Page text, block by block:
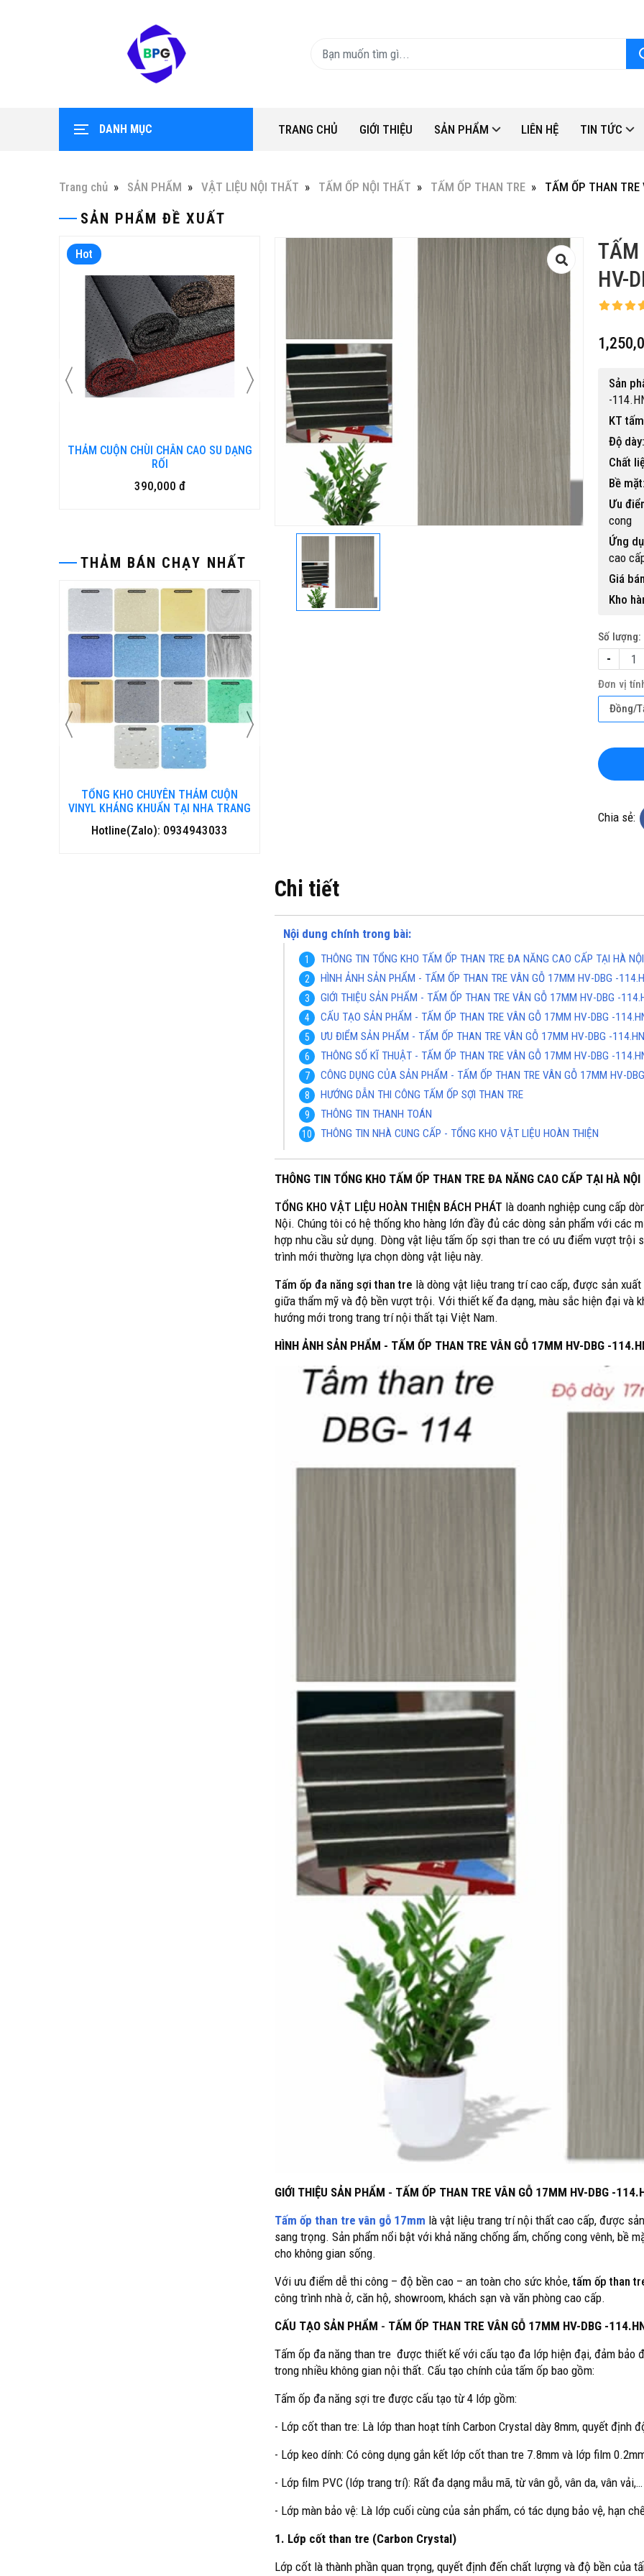
DANH MỤC TRANG CHỦ GIỚI THIỆU SẢN PHẨM LIÊN HỆ TIN TỨC
Trang chủ SẢN PHẨM VẬT LIỆU NỘI THẤT TẤM ỐP NỘI THẤT TẤM ỐP THAN TRE TẤM ỐP THAN
SẢN PHẨM ĐỀ XUẤT
Hot
THẢM CUỘN CHÙI CHÂN CAO SU DẠNG
RỐI
390,000 đ
Bàn ghế gỗ nhựa ngoài trời BP-456
15,500,000 đ
THẢM BÁN CHẠY NHẤT
TỔNG KHO CHUYÊN THẢM CUỘN
VINYL KHÁNG KHUẨN TẠI NHA TRANG
Hotline(Zalo): 0934943033
VINYL KHÁNG KHUẨN TẠI HÀ
Hotline(Zalo): 0934943033
TẤM
HV-
Sản
-
KT
Độ dày:
Chất
Bề mặt:
Ưu
cong
Ứng
cao
Giá
Kho
Số lượng:
-
Đơn vị
Đồng/
Chia sẻ:
Chi tiết
Nội dung chính trong bài:
THÔNG TIN TỔNG KHO TẤM ỐP THAN TRE ĐA NĂNG CAO CẤP TẠI HÀ NỘI
HÌNH ẢNH SẢN PHẨM - TẤM ỐP THAN TRE VÂN GỖ 17MM HV-DBG -
GIỚI THIỆU SẢN PHẨM - TẤM ỐP THAN TRE VÂN GỖ 17MM HV-DBG -
CẤU TẠO SẢN PHẨM - TẤM ỐP THAN TRE VÂN GỖ 17MM HV-DBG -
ƯU ĐIỂM SẢN PHẨM - TẤM ỐP THAN TRE VÂN GỖ 17MM HV-DBG -114.HN
THÔNG SỐ KĨ THUẬT - TẤM ỐP THAN TRE VÂN GỖ 17MM HV-DBG -
CÔNG DỤNG CỦA SẢN PHẨM - TẤM ỐP THAN TRE VÂN GỖ 17MM HV-
HƯỚNG DẪN THI CÔNG TẤM ỐP SỢI THAN TRE
THÔNG TIN THANH TOÁN
THÔNG TIN NHÀ CUNG CẤP - TỔNG KHO VẬT LIỆU HOÀN THIỆN
THÔNG TIN TỔNG KHO TẤM ỐP THAN TRE ĐA NĂNG CAO CẤP TẠI HÀ NỘI
TỔNG KHO VẬT LIỆU HOÀN THIỆN BÁCH PHÁT là doanh nghiệp cung cấp
Nội. Chúng tôi có hệ thống kho hàng lớn đầy đủ các dòng sản phẩm với các
hợp nhu cầu sử dụng. Dòng vật liệu tấm ốp sợi than tre có ưu điểm vượt trội
trình mới thường lựa chọn dòng vật liệu này.
Tấm ốp đa năng sợi than tre là dòng vật liệu trang trí cao cấp, được sản
giữa thẩm mỹ và độ bền vượt trội. Với thiết kế đa dạng, màu sắc hiện đại và
hướng mới trong trang trí nội thất tại Việt Nam.
HÌNH ẢNH SẢN PHẨM - TẤM ỐP THAN TRE VÂN GỖ 17MM HV-DBG -
GIỚI THIỆU SẢN PHẨM - TẤM ỐP THAN TRE VÂN GỖ 17MM HV-DBG -
Tấm ốp than tre vân gỗ 17mm là vật liệu trang trí nội thất cao cấp, được
sang trọng. Sản phẩm nổi bật với khả năng chống ẩm, chống cong vênh, bề
cho không gian sống.
Với ưu điểm dễ thi công – độ bền cao – an toàn cho sức khỏe,tấm ốp than
công trình nhà ở, căn hộ, showroom, khách sạn và văn phòng cao cấp.
CẤU TẠO SẢN PHẨM - TẤM ỐP THAN TRE VÂN GỖ 17MM HV-DBG -
Tấm ốp đa năng than tre được thiết kế với cấu tạo đa lớp hiện đại, đảm bảo
trong nhiều không gian nội thất. Cấu tạo chính của tấm ốp bao gồm:
Tấm ốp đa năng sợi tre được cấu tạo từ 4 lớp gồm:
- Lớp cốt than tre: Là lớp than hoạt tính Carbon Crystal dày 8mm, quyết định
- Lớp keo dính: Có công dụng gắn kết lớp cốt than tre 7.8mm và lớp film
- Lớp film PVC (lớp trang trí): Rất đa dạng mẫu mã, từ vân gỗ, vân da, vân vải,…
- Lớp màn bảo vệ: Là lớp cuối cùng của sản phẩm, có tác dụng bảo vệ, hạn
1. Lớp cốt than tre (Carbon Crystal)
Lớp cốt là thành phần quan trọng, quyết định đến chất lượng và độ bền của